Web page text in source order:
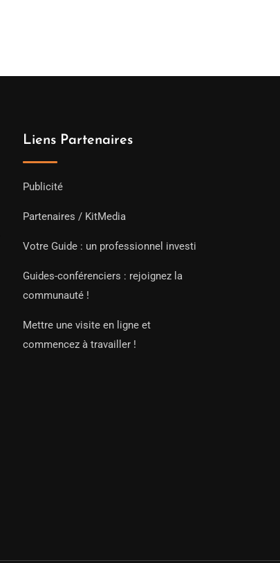
Liens Partenaires
Publicité
Partenaires / KitMedia
Votre Guide : un professionnel investi
Guides-conférenciers : rejoignez la
communauté !
Mettre une visite en ligne et
commencez à travailler !